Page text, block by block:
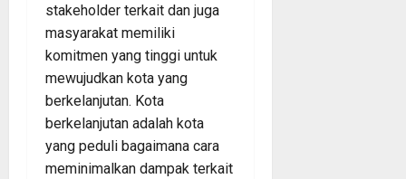
stakeholder terkait dan juga
masyarakat memiliki
komitmen yang tinggi untuk
mewujudkan kota yang
berkelanjutan. Kota
berkelanjutan adalah kota
yang peduli bagaimana cara
meminimalkan dampak terkait